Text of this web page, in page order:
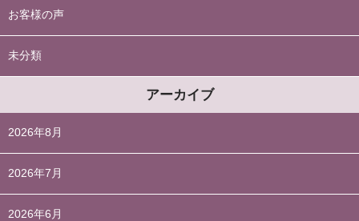
お客様の声
未分類
アーカイブ
2026年8月
2026年7月
2026年6月